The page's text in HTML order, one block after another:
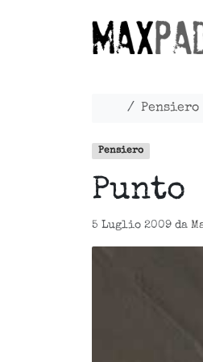
HomePensiero
Pensiero
Punto
5 Luglio 2009 da